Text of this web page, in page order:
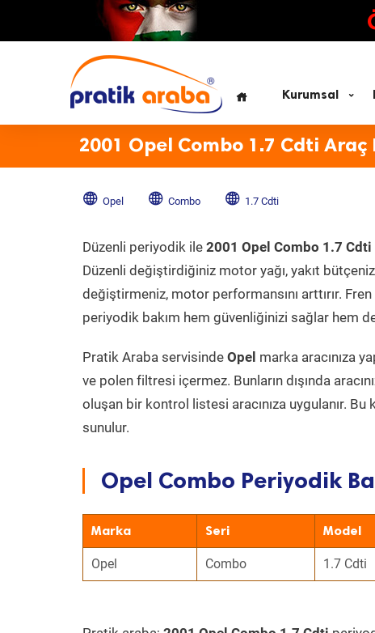
Kurumsal
2001 Opel Combo 1.7 Cdti Araç
Opel Combo 1.7 Cdti
Düzenli periyodik ile 2001 Opel Combo 1.7 Cdti
Düzenli değiştirdiğiniz motor yağı, yakıt
değiştirmeniz, motor performansını arttırır.
periyodik bakım hem güvenliğinizi sağlar hem
Pratik Araba servisinde Opel marka aracınıza
ve polen filtresi içermez. Bunların dışında
oluşan bir kontrol listesi aracınıza uygulanır.
sunulur.
Opel Combo Periyodik
Marka Seri Model
Opel Combo 1.7 Cdti